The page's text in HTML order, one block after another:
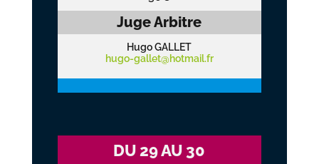
Juge Arbitre
Hugo GALLET
hugo-gallet@hotmail.fr
DU 29 AU 30